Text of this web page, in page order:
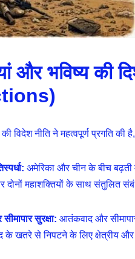
और भविष्य
की विदेश नीति ने महत्वपूर्ण प्रगति
अमेरिका और चीन के बीच बढ़ती
दोनों महाशक्तियों के साथ संतुलित
सुरक्षा: आतंकवाद और
खतरे से निपटने के लिए क्षेत्रीय और